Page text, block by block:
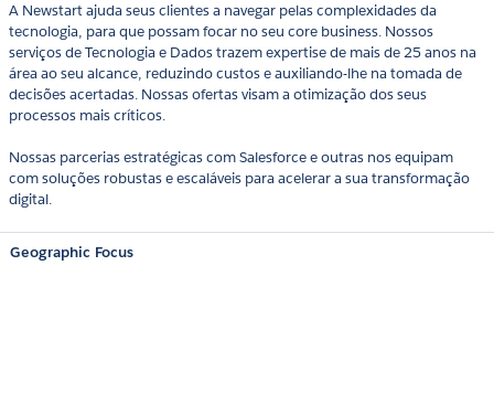
A Newstart ajuda seus clientes a navegar pelas complexidades da
tecnologia, para que possam focar no seu core business. Nossos
serviços de Tecnologia e Dados trazem expertise de mais de 25 anos na
área ao seu alcance, reduzindo custos e auxiliando-lhe na tomada de
decisões acertadas. Nossas ofertas visam a otimização dos seus
processos mais críticos.
Nossas parcerias estratégicas com Salesforce e outras nos equipam
com soluções robustas e escaláveis para acelerar a sua transformação
digital.
Geographic Focus